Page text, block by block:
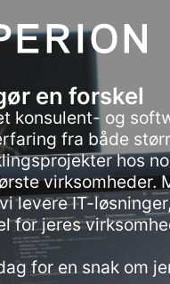
en forskel
konsulent- og
fra både
hos
virksomheder.
levere IT-
for jeres
for en snak om